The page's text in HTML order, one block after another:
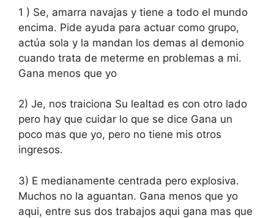
1 ) Se, amarra navajas y tiene a todo el mundo
encima. Pide ayuda para actuar como grupo,
actúa sola y la mandan los demas al demonio
cuando trata de meterme en problemas a mi.
Gana menos que yo
2) Je, nos traiciona Su lealtad es con otro lado
pero hay que cuidar lo que se dice Gana un
poco mas que yo, pero no tiene mis otros
ingresos.
3) E medianamente centrada pero explosiva.
Muchos no la aguantan. Gana menos que yo
aqui, entre sus dos trabajos aqui gana mas que